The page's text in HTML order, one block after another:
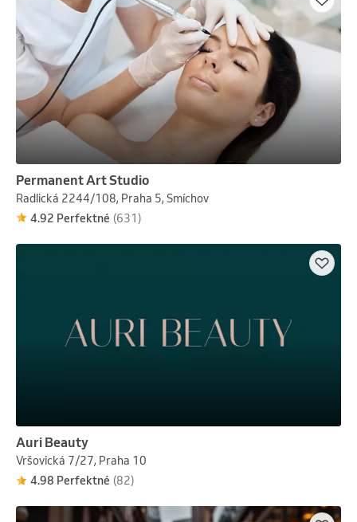
Permanent Art Studio
Radlická 2244/108, Praha 5, Smíchov
4.92 Perfektné (631)
Auri Beauty
Vršovická 7/27, Praha 10
4.98 Perfektné (82)